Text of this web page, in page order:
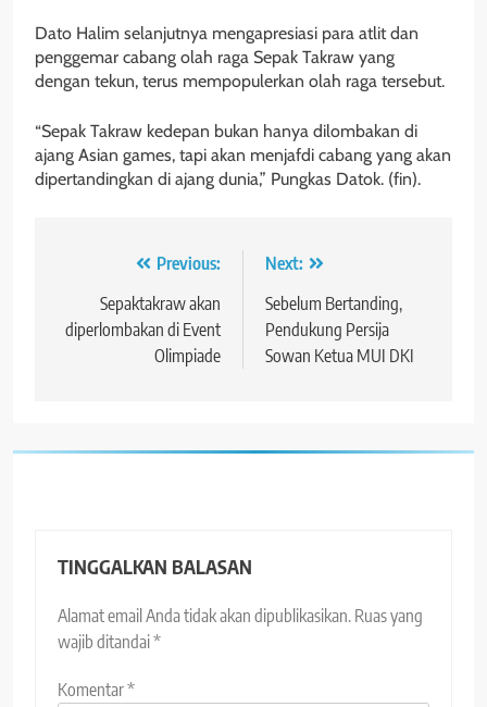
Dato Halim selanjutnya mengapresiasi para atlit dan
penggemar cabang olah raga Sepak Takraw yang
dengan tekun, terus mempopulerkan olah raga tersebut.
“Sepak Takraw kedepan bukan hanya dilombakan di
ajang Asian games, tapi akan menjafdi cabang yang akan
dipertandingkan di ajang dunia,” Pungkas Datok. (fin).
Navigasi Previous:
Sepaktakraw akan
diperlombakan di Event
Olimpiade
Next:
Sebelum Bertanding,
Pendukung Persija
Sowan Ketua MUI DKI
TINGGALKAN BALASAN
Alamat email Anda tidak akan dipublikasikan. Ruas yang
wajib ditandai*
Komentar*